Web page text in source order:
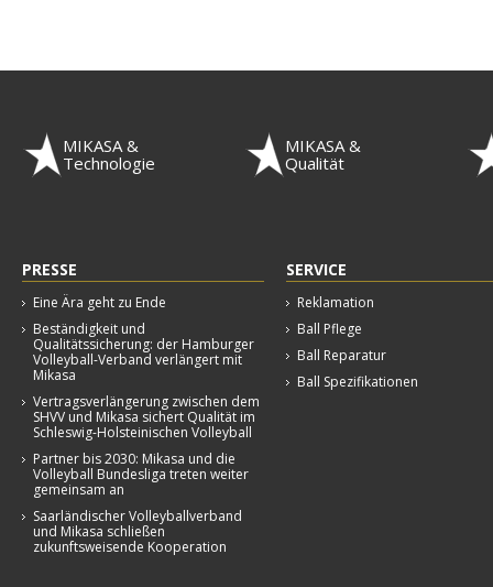
MIKASA &
Technologie
MIKASA &
Qualität
PRESSE
Eine Ära geht zu Ende
Beständigkeit und
Qualitätssicherung: der Hamburger
Volleyball-Verband verlängert mit
Mikasa
Vertragsverlängerung zwischen dem
SHVV und Mikasa sichert Qualität im
Schleswig-Holsteinischen Volleyball
Partner bis 2030: Mikasa und die
Volleyball Bundesliga treten weiter
gemeinsam an
Saarländischer Volleyballverband
und Mikasa schließen
zukunftsweisende Kooperation
SERVICE
Reklamation
Ball Pflege
Ball Reparatur
Ball Spezifikationen